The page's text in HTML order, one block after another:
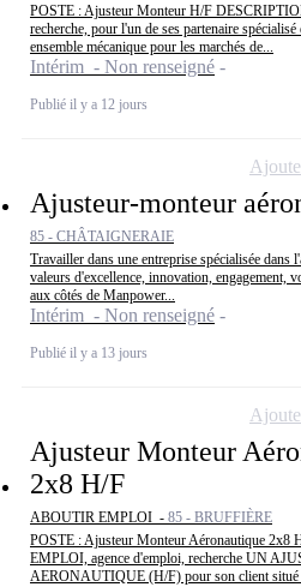
POSTE : Ajusteur Monteur H/F
recherche, pour l'un de ses partenaire
ensemble mécanique pour les marchés de...
Intérim - Non renseigné
Publié il y a 12 jours
Ajusteur-monteur
85 - CHÂTAIGNERAIE
Travailler dans une entreprise spécialisée dans
valeurs d'excellence, innovation, engagement,
aux côtés de Manpower...
Intérim - Non renseigné
Publié il y a 13 jours
Ajusteur Monteur
2x8 H/F
ABOUTIR EMPLOI - 85 - BRUFFIÈRE
POSTE : Ajusteur Monteur Aéronautique
EMPLOI, agence d'emploi, recherche UN
AERONAUTIQUE (H/F) pour son client situé